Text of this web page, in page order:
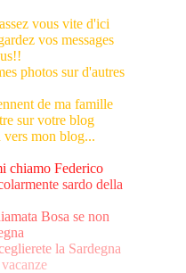
vous vite d'ici
vos messages
photos sur d'autres
de ma famille
sur votre blog
mon blog...
i chiamo Federico
olarmente sardo della
iamata Bosa se non
gna
eglierete la Sardegna
vacanze